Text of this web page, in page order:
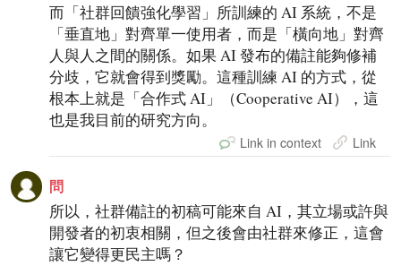
而「社群回饋強化學習」所訓練的 AI 系統，不是
「垂直地」對齊單一使用者，而是「橫向地」對齊
人與人之間的關係。如果 AI 發布的備註能夠修補
分歧，它就會得到獎勵。這種訓練 AI 的方式，從
根本上就是「合作式 AI」（Cooperative AI），這
也是我目前的研究方向。
Link in context Link
問
所以，社群備註的初稿可能來自 AI，其立場或許與
開發者的初衷相關，但之後會由社群來修正，這會
讓它變得更民主嗎？